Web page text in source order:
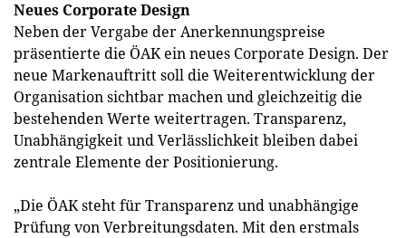
Neues Corporate Design
Neben der Vergabe der Anerkennungspreise
präsentierte die ÖAK ein neues Corporate Design. Der
neue Markenauftritt soll die Weiterentwicklung der
Organisation sichtbar machen und gleichzeitig die
bestehenden Werte weitertragen. Transparenz,
Unabhängigkeit und Verlässlichkeit bleiben dabei
zentrale Elemente der Positionierung.
„Die ÖAK steht für Transparenz und unabhängige
Prüfung von Verbreitungsdaten. Mit den erstmals